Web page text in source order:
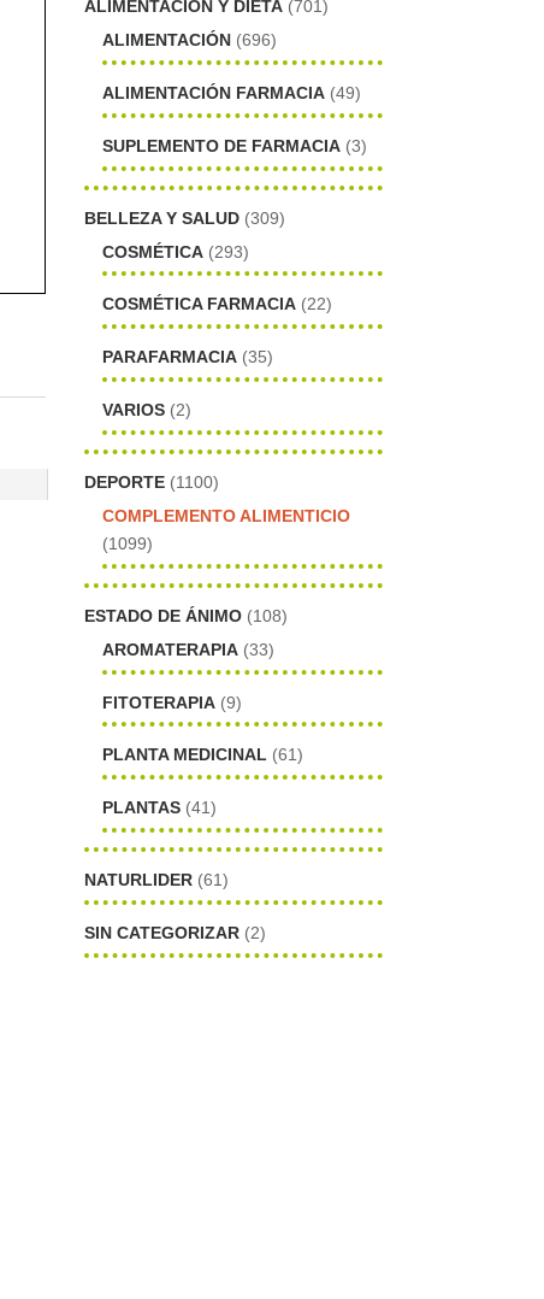
ALIMENTACIÓN Y DIETA (701)
ALIMENTACIÓN (696)
ALIMENTACIÓN FARMACIA (49)
SUPLEMENTO DE FARMACIA (3)
BELLEZA Y SALUD (309)
COSMÉTICA (293)
COSMÉTICA FARMACIA (22)
PARAFARMACIA (35)
VARIOS (2)
DEPORTE (1100)
COMPLEMENTO ALIMENTICIO
(1099)
ESTADO DE ÁNIMO (108)
AROMATERAPIA (33)
FITOTERAPIA (9)
PLANTA MEDICINAL (61)
PLANTAS (41)
NATURLIDER (61)
SIN CATEGORIZAR (2)